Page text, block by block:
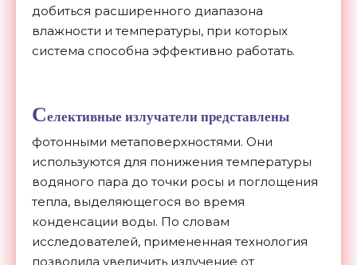
добиться расширенного диапазона
влажности и температуры, при которых
система способна эффективно работать.
Селективные излучатели представлены
фотонными метаповерхностями. Они
используются для понижения температуры
водяного пара до точки росы и поглощения
тепла, выделяющегося во время
конденсации воды. По словам
исследователей, примененная технология
позволила увеличить излучение от